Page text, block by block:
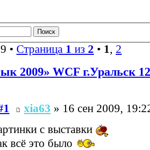
• Страница 1 из 2 • 1, 2
2009» WCF г.Уральск
xia63 » 16 сен 2009,
с выставки
всё это было